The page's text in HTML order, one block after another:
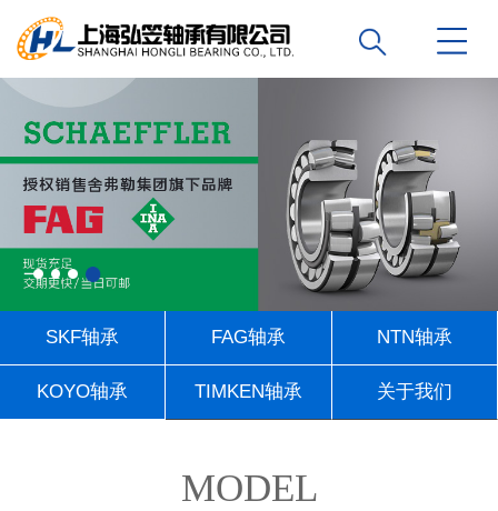
SKF轴承 FAG轴承 NTN轴承
KOYO轴承 TIMKEN轴承 关于我们
MODEL